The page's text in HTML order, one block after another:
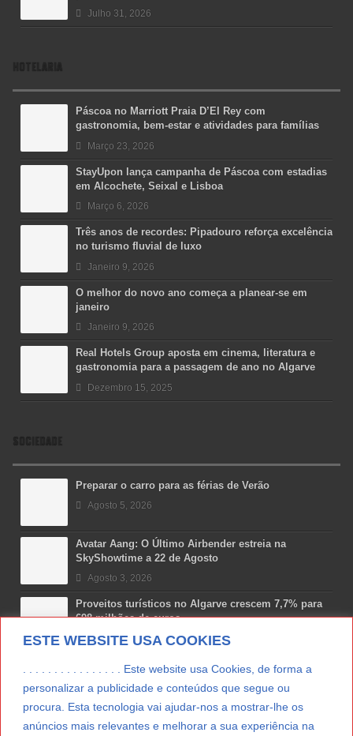
ESTE WEBSITE USA COOKIES
. . . . . . . . . . . . . . . . Este website usa Cookies, de forma a
personalizar a publicidade e conteúdos que segue ou
procura. Esta tecnologia vai ajudar-nos a mostrar-lhe os
anúncios mais relevantes e melhorar a sua experiência na
Julho 31, 2026
HOTELARIA
Páscoa no Marriott Praia D’El Rey com
gastronomia, bem-estar e atividades para famílias
Março 23, 2026
StayUpon lança campanha de Páscoa com estadias
em Alcochete, Seixal e Lisboa
Março 6, 2026
Três anos de recordes: Pipadouro reforça excelência
no turismo fluvial de luxo
Janeiro 9, 2026
O melhor do novo ano começa a planear-se em
janeiro
Janeiro 9, 2026
Real Hotels Group aposta em cinema, literatura e
gastronomia para a passagem de ano no Algarve
Dezembro 15, 2025
SOCIEDADE
Preparar o carro para as férias de Verão
Agosto 5, 2026
Avatar Aang: O Último Airbender estreia na
SkyShowtime a 22 de Agosto
Agosto 3, 2026
Proveitos turísticos no Algarve crescem 7,7% para
698 milhões de euros
Julho 31, 2026
Costa Boal Branco 2025: nova colheita reforça
Novas 7 Maravilhas de Portugal: Setúbal recebe